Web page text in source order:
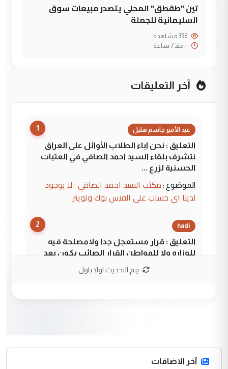
تين "طقطق" المحلي يتصدر مبيعات سوق
السليمانية للجملة
--منذ 7 ساعة
آخر التعليقات
1 عبد الأمير جاسم هليل
التعليق : نحن اباء الطلاب الأوائل على العراق
نتشرف بلقاء السيد احمد الصافي في العتبات
الحسنية لزرع ...
الموضوع : مكتب السيد احمد الصافي : لا يوجود
لدينا اي حساب على الفيس بوك وتويتر
2 hadi
التعليق : قرار مستعجل جدا ولامصلحة فيه
للوزاره ولا للمواطن القرار الصائب يكون بعد
جنسية الرافد الثالث للعراق ومن اصول عريقة
ابا فرات ...
يتم التحديث اولا باول
آخر الاضافات